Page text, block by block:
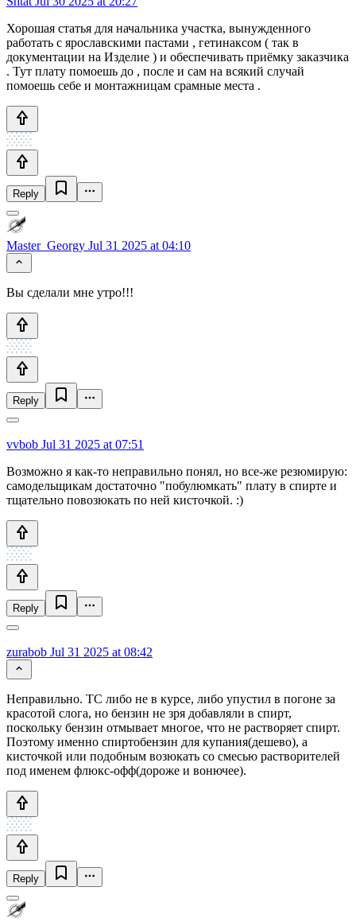
Хорошая статья для начальника участка, вынужденного
работать с ярославскими пастами , гетинаксом ( так в
документации на Изделие ) и обеспечивать приёмку заказчика
. Тут плату помоешь до , после и сам на всякий случай
помоешь себе и монтажницам срамные места .
Reply
Master_Georgy Jul 31 2025 at 04:10
Вы сделали мне утро!!!
Reply
vvbob Jul 31 2025 at 07:51
Возможно я как-то неправильно понял, но все-же резюмирую:
самодельщикам достаточно "побулюмкать" плату в спирте и
тщательно повозюкать по ней кисточкой. :)
Reply
zurabob Jul 31 2025 at 08:42
Неправильно. ТС либо не в курсе, либо упустил в погоне за
красотой слога, но бензин не зря добавляли в спирт,
поскольку бензин отмывает многое, что не растворяет спирт.
Поэтому именно спиртобензин для купания(дешево), а
кисточкой или подобным возюкать со смесью растворителей
под именем флюкс-офф(дороже и вонючее).
Reply